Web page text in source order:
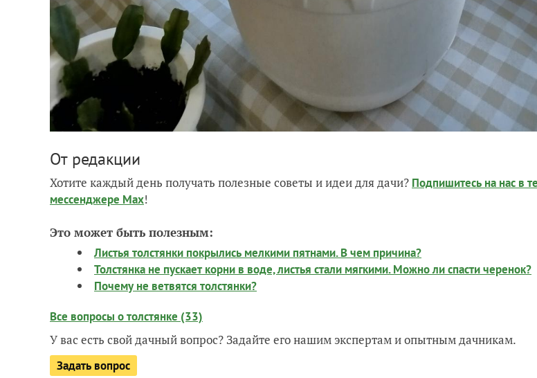
От редакции
Хотите каждый день получать полезные советы и идеи для дачи? Подпишитесь на нас в
мессенджере Max!
Это может быть полезным:
Листья толстянки покрылись мелкими пятнами. В чем причина?
Толстянка не пускает корни в воде, листья стали мягкими. Можно ли спасти черенок?
Почему не ветвятся толстянки?
Все вопросы о толстянке (33)
У вас есть свой дачный вопрос? Задайте его нашим экспертам и опытным дачникам.
Задать вопрос